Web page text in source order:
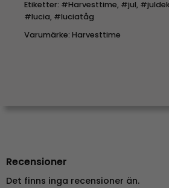
Etiketter: #Harvesttime, #jul,
#lucia, #luciatåg
Varumärke: Harvesttime
Recensioner
Det finns inga recensioner än.